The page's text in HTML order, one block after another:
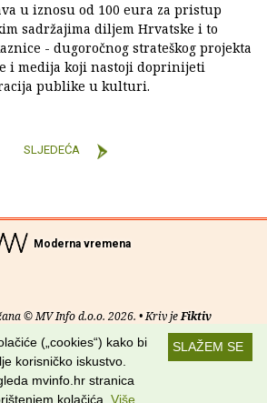
u iznosu od 100 eura za pristup
sadržajima diljem Hrvatske i to
- dugoročnog strateškog projekta
i medija koji nastoji doprinijeti
publike u kulturi.
SLJEDEĆA
Moderna vremena
© MV Info d.o.o. 2026. • Kriv jeFiktiv
Uvjeti korištenja RSS kanali
Potraži nas na:
SLAŽEM SE
(„cookies“) kako bi
korisničko iskustvo.
mvinfo.hr stranica
kolačića. Više